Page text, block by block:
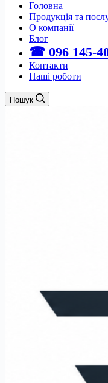
Головна
Продукція та
О компанії
Блог
☎ 096 145-
Контакти
Наші роботи
Пошук